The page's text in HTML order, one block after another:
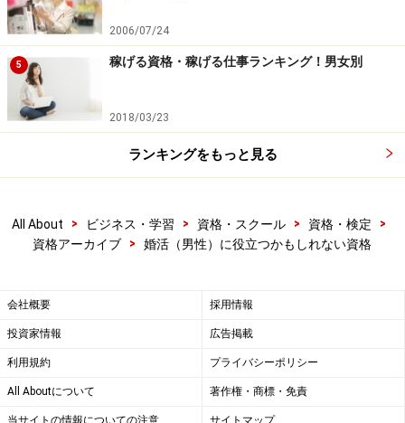
いざというときに伝家の宝刀となることうけあいだ。ア
ロマは日々の生活にも役立つので、一石二鳥にも三鳥に
もなりうる。そして、アロマテラピー検定の受験者は女
性が非常に多く、9割くらい女性だったりする。試験会
場でLOVEのきっかけが……という展開にも大いに期待で
理系離れをぶっとばせ！「ロボ検」誕生
漢検１級5,000円は高い？受験料徹底比較
※記事内容は執筆時点のものです。最新の内容をご確認くださ
い。
2006/07/24
5 稼げる資格・稼げる仕事ランキング！男女別
2018/03/23
ランキングをもっと見る
All About > ビジネス・学習 > 資格・スクール > 資格・検定
>
資格アーカイブ
> 婚活（男性）に役立つかもしれない資格
会社概要 採用情報
投資家情報 広告掲載
利用規約 プライバシーポリシー
All Aboutについて 著作権・商標・免責